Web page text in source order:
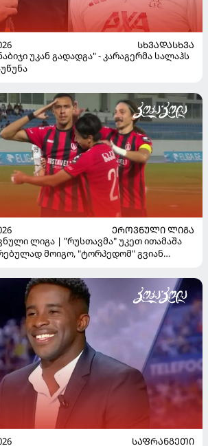
ᲡᲮᲕᲐᲓᲐᲡᲮᲕᲐ
უკან გადადგა" - კარაგერმა სალაჰს
ᲔᲠᲝᲕᲜᲣᲚᲘ ᲚᲘᲒᲐ
ლიგა | "რუსთავმა" უკეთ ითამაშა
მოიგო, "ტორპედომ" გვიან
ᲡᲐᲤᲠᲐᲜᲒᲔᲗᲘ